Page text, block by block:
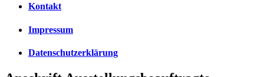
Kontakt
Impressum
Datenschutzerklärung